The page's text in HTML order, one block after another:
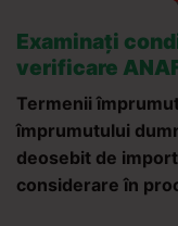
Examinați
verificare
Termenii
împrumutului
deosebit de
considerare în